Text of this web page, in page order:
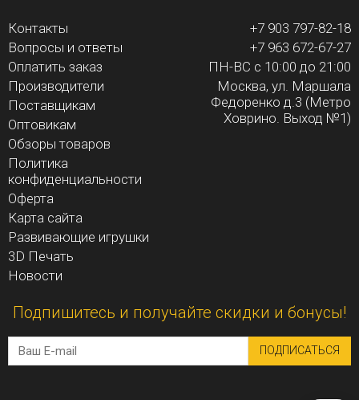
Контакты
Вопросы и ответы
Оплатить заказ
Производители
Поставщикам
Оптовикам
Обзоры товаров
Политика
конфиденциальности
Оферта
Карта сайта
Развивающие игрушки
3D Печать
Новости
+7 903 797-82-18
+7 963 672-67-27
ПН-ВС с 10:00 до 21:00
Москва, ул. Маршала
Федоренко д.3 (Метро
Ховрино. Выход №1)
Подпишитесь и получайте скидки и бонусы!
ПОДПИСАТЬСЯ